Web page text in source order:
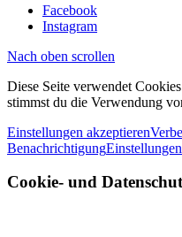
Facebook
Instagram
Nach oben scrollen
Diese Seite verwendet
stimmst du die Verwendung
Einstellungen akzeptieren
BenachrichtigungEinstellungen
Cookie- und